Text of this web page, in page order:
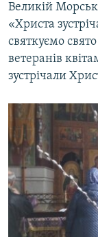
Великій
«Христа
святкуємо
ветеранів
зустрічали